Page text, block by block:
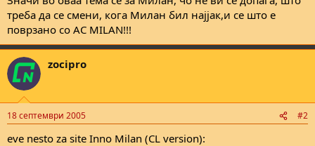
треба да се смени, кога Милан бил најјак,и се што е
поврзано со AC MILAN!!!
zocipro
18 септември 2005 #2
eve nesto za site Inno Milan (CL version):